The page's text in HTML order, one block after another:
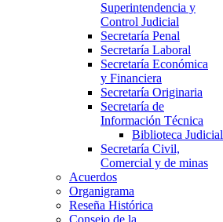
Superintendencia y
Control Judicial
Secretaría Penal
Secretaría Laboral
Secretaría Económica
y Financiera
Secretaría Originaria
Secretaría de
Información Técnica
Biblioteca Judicial
Secretaría Civil,
Comercial y de minas
Acuerdos
Organigrama
Reseña Histórica
Consejo de la